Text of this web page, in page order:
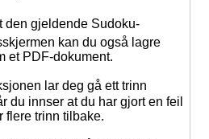
den gjeldende Sudoku-
kan du også lagre
et PDF-dokument.
lar deg gå ett trinn
du innser at du har gjort en feil
flere trinn tilbake.